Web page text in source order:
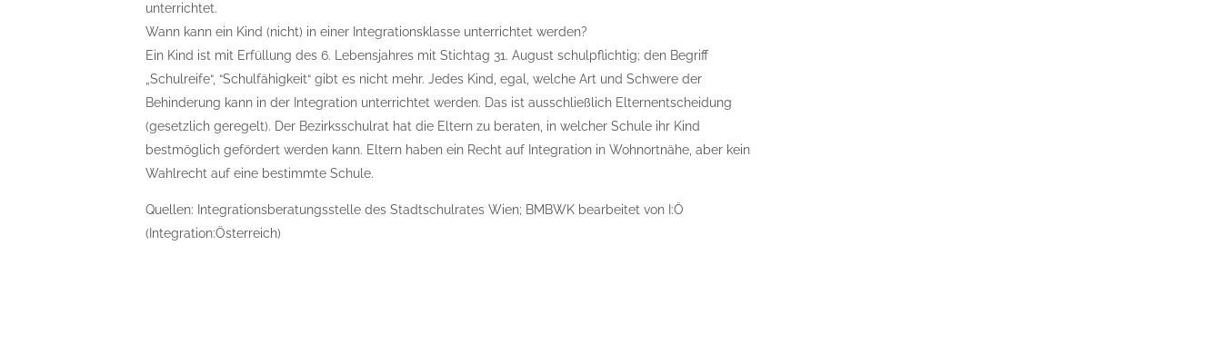
unterrichtet.
Wann kann ein Kind (nicht) in einer Integrationsklasse unterrichtet werden?
Ein Kind ist mit Erfüllung des 6. Lebensjahres mit Stichtag 31. August schulpflichtig; den Begriff
„Schulreife“, “Schulfähigkeit“ gibt es nicht mehr. Jedes Kind, egal, welche Art und Schwere der
Behinderung kann in der Integration unterrichtet werden. Das ist ausschließlich Elternentscheidung
(gesetzlich geregelt). Der Bezirksschulrat hat die Eltern zu beraten, in welcher Schule ihr Kind
bestmöglich gefördert werden kann. Eltern haben ein Recht auf Integration in Wohnortnähe, aber kein
Wahlrecht auf eine bestimmte Schule.
Quellen: Integrationsberatungsstelle des Stadtschulrates Wien; BMBWK bearbeitet von I:Ö
(Integration:Österreich)